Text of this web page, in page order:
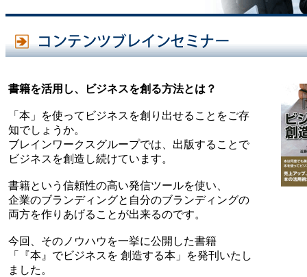
書籍を活用し、ビジネスを創る方法とは？
「本」を使ってビジネスを創り出せることをご存
知でしょうか。
ブレインワークスグループでは、出版することで
ビジネスを創造し続けています。
書籍という信頼性の高い発信ツールを使い、
企業のブランディングと自分のブランディングの
両方を作りあげることが出来るのです。
今回、そのノウハウを一挙に公開した書籍
「『本』でビジネスを 創造する本」を発刊いたし
ました。